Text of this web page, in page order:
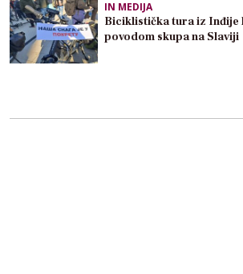
IN MEDIJA
Biciklistička tura iz Inđije
povodom skupa na Slaviji